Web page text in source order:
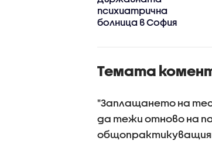
психиатрична
болница в София
Темата
"Заплащането на
да тежи отново на